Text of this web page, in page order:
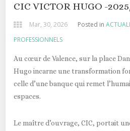
CIC VICTOR HUGO -
Mar, 30, 2026 Posted in
PROFESSIONNELS
Au cœur deValence, sur la place
Hugo incarne une transformation
celle d’une banque qui remet
espaces.
Le maître d’ouvrage,CIC, portait